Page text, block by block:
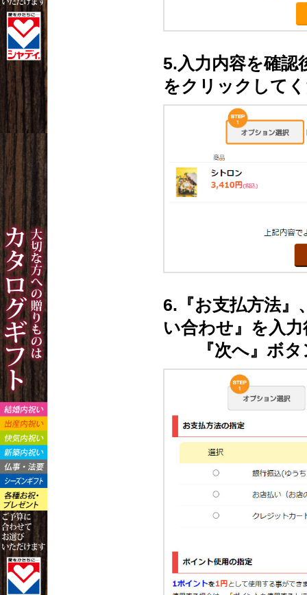
5.入力内容を確認
をクリックして
6.『お支払方法』
い合わせ』を入力
『次へ』ボタ